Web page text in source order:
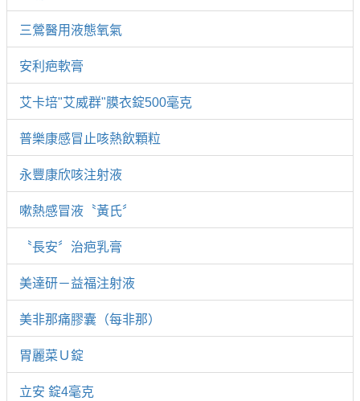
三鶯醫用液態氧氣
安利疤軟膏
艾卡培"艾威群"膜衣錠500毫克
普樂康感冒止咳熱飲顆粒
永豐康欣咳注射液
嗽熱感冒液〝黃氏〞
〝長安〞治疤乳膏
美達研－益福注射液
美非那痛膠囊（每非那）
胃麗菜Ｕ錠
立安 錠4毫克